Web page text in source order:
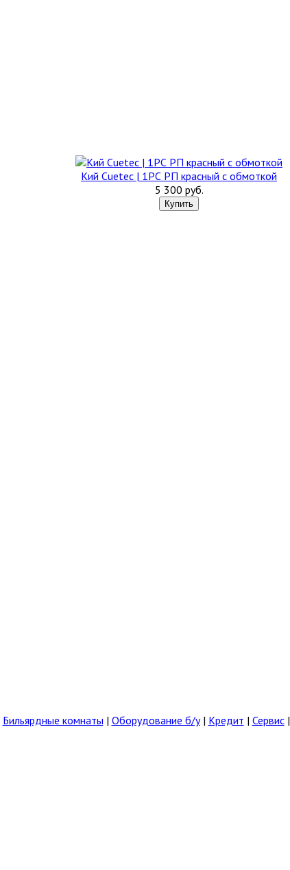
Кий Cuetec | 1РС РП красный с обмоткой
5 300 руб.
Бильярдные комнаты | Оборудование б/у| Кредит | Сервис|